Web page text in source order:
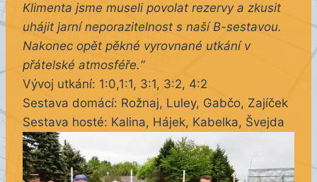
Klimenta jsme museli povolat rezervy a zkusit
uhájit jarní neporazitelnost s naší B-sestavou.
Nakonec opět pěkné vyrovnané utkání v
přátelské atmosféře.“
Vývoj utkání: 1:0,1:1, 3:1, 3:2, 4:2
Sestava domácí: Rožnaj, Luley, Gabčo, Zajíček
Sestava hosté: Kalina, Hájek, Kabelka, Švejda